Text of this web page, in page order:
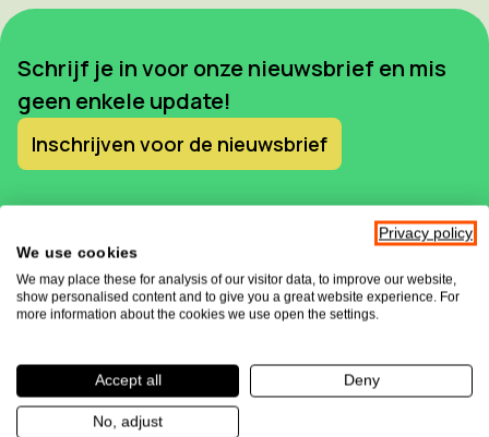
Schrijf je in voor onze nieuwsbrief en mis
geen enkele update!
Inschrijven voor de nieuwsbrief
Sensotec maakt deel uit van de
Allkind Group
Privacy policy
We use cookies
We may place these for analysis of our visitor data, to improve our website,
show personalised content and to give you a great website experience. For
more information about the cookies we use open the settings.
Accept all Deny
No, adjust